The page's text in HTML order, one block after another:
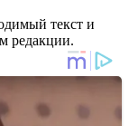
текст и
редакции.